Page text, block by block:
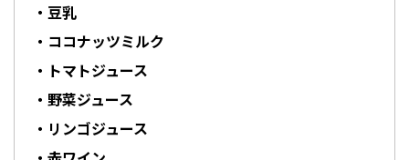
・豆乳
・ココナッツミルク
・トマトジュース
・野菜ジュース
・リンゴジュース